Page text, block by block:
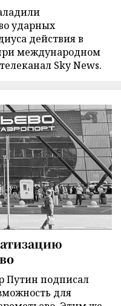
ударных
действия в
международном
Sky News.
Путин подписал
для